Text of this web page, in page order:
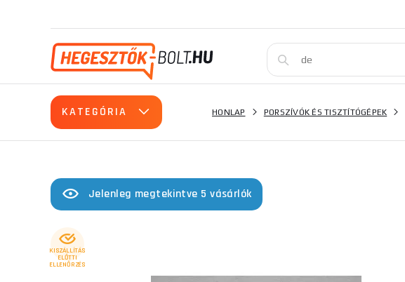
KATEGÓRIA HONLAP PORSZÍVÓK ÉS TISZTÍTÓGÉPEK
Jelenleg megtekintve 5 vásárlók
KISZÁLLÍTÁS
ELŐTTI
ELLENŐRZÉS